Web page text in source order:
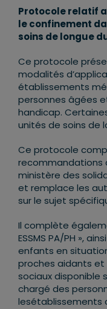
Protocole relatif
le confinement
soins de longue
Ce protocole
modalités
établissements
personnes âgées
handicap.
unités de soins de
Ce protocole
recommandations
ministère des
et remplace les
sur le sujet
Il complète
ESSMS PA/PH »,
enfants en
proches aidants
sociaux disponible
chargé des
lesétablissements